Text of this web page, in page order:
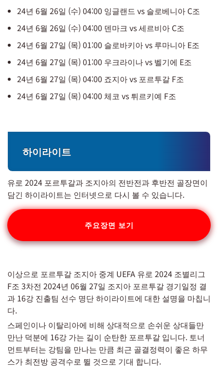
​24년 6월 26일 (수) ​04:00 잉글랜드 vs 슬로베니아 C조
​24년 6월 26일 (수) 04:00 덴마크 vs 세르비아 C조
​24년 6월 27일 (목) 01:00 슬로바키아 vs 루마니아 E조
​24년 6월 27일 (목) 01:00 우크라이나 vs 벨기에 E조
24년 6월 27일 (목)​ 04:00 죠지아 vs 포르투갈 F조
​24년 6월 27일 (목) 04:00 체코 vs 튀르키예 F조
하이라이트
유로 2024 포르투갈과 조지아의 전반전과 후반전 골장면이
담긴 하이라이트는 인터넷으로 다시 볼 수 있습니다.
주요장면 보기
이상으로 포르투갈 조지아 중계 UEFA 유로 2024 조별리그
F조 3차전 2024년 06월 27일 조지아 포르투갈 경기일정 결
과 16강 진출팀 선수 명단 하이라이트에 대한 설명을 마칩니
다.
스페인이나 이탈리아에 비해 상대적으로 손쉬운 상대들만
만난 덕분에 16강 가는 길이 순탄한 포르투갈 입니다. 토너
먼트부터는 강팀을 만나는 만큼 최근 골결정력이 좋은 하무
스가 최전방 공격수로 뛸 것으로 기대 합니다.